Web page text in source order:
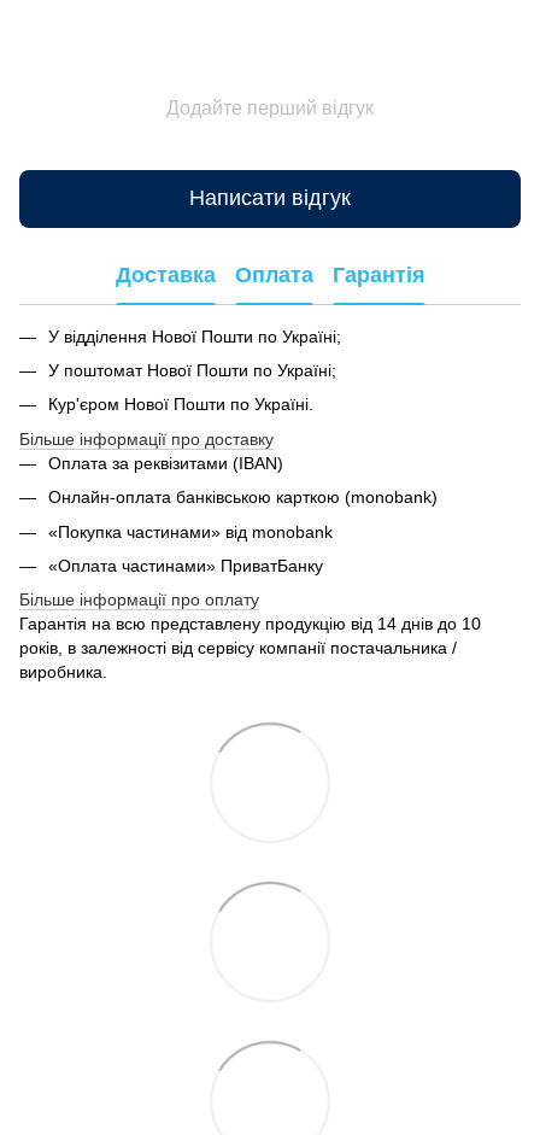
Додайте перший відгук
Написати відгук
Доставка Оплата Гарантія
У відділення Нової Пошти по Україні;
У поштомат Нової Пошти по Україні;
Кур'єром Нової Пошти по Україні.
Більше інформації про доставку
Оплата за реквізитами (IBAN)
Онлайн-оплата банківською карткою (monobank)
«Покупка частинами» від monobank
«Оплата частинами» ПриватБанку
Більше інформації про оплату
Гарантія на всю представлену продукцію від 14 днів до 10
років, в залежності від сервісу компанії постачальника /
виробника.